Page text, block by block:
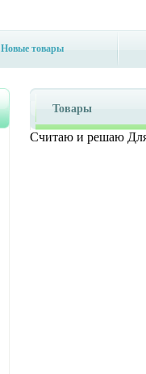
Новые товары
Товары
Считаю и решаю Для